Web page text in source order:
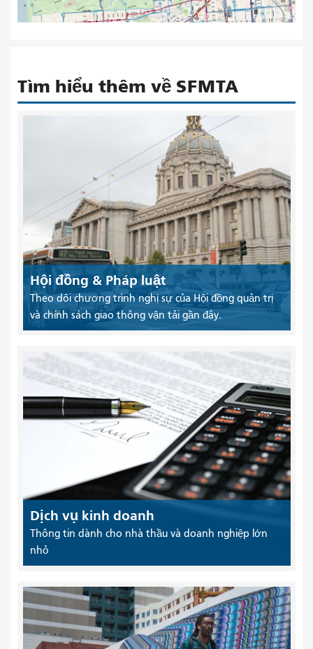
Tìm hiểu thêm về SFMTA
Hội đồng & Pháp luật
Theo dõi chương trình nghị sự của Hội đồng quản trị
và chính sách giao thông vận tải gần đây.
Dịch vụ kinh doanh
Thông tin dành cho nhà thầu và doanh nghiệp lớn
nhỏ